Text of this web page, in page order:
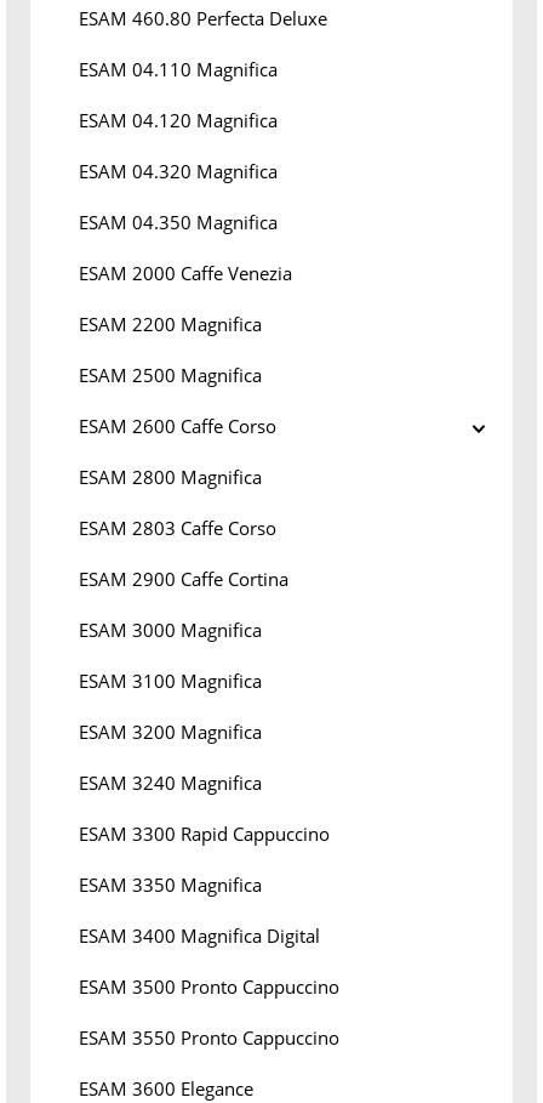
ESAM 460.80 Perfecta Deluxe
ESAM 04.110 Magnifica
ESAM 04.120 Magnifica
ESAM 04.320 Magnifica
ESAM 04.350 Magnifica
ESAM 2000 Caffe Venezia
ESAM 2200 Magnifica
ESAM 2500 Magnifica
ESAM 2600 Caffe Corso
ESAM 2800 Magnifica
ESAM 2803 Caffe Corso
ESAM 2900 Caffe Cortina
ESAM 3000 Magnifica
ESAM 3100 Magnifica
ESAM 3200 Magnifica
ESAM 3240 Magnifica
ESAM 3300 Rapid Cappuccino
ESAM 3350 Magnifica
ESAM 3400 Magnifica Digital
ESAM 3500 Pronto Cappuccino
ESAM 3550 Pronto Cappuccino
ESAM 3600 Elegance